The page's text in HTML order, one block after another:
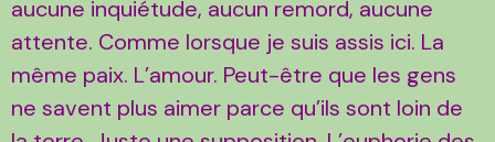
aucune inquiétude, aucun remord, aucune
attente. Comme lorsque je suis assis ici. La
même paix. L’amour. Peut-être que les gens
ne savent plus aimer parce qu’ils sont loin de